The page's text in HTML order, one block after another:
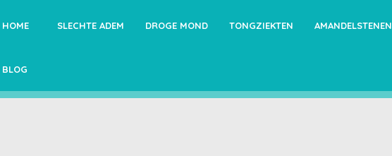
HOME SLECHTE ADEM DROGE MOND TONGZIEKTEN AMANDELSTENEN
BLOG